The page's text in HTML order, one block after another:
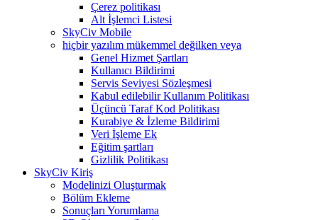
Çerez politikası
Alt İşlemci Listesi
SkyCiv Mobile
hiçbir yazılım mükemmel değilken veya
Genel Hizmet Şartları
Kullanıcı Bildirimi
Servis Seviyesi Sözleşmesi
Kabul edilebilir Kullanım Politikası
Üçüncü Taraf Kod Politikası
Kurabiye & İzleme Bildirimi
Veri İşleme Ek
Eğitim şartları
Gizlilik Politikası
SkyCiv Kiriş
Modelinizi Oluşturmak
Bölüm Ekleme
Sonuçları Yorumlama